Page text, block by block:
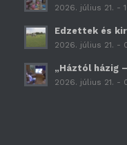
2026. július 21. -
Edzettek és
2026. július 21. -
„Háztól házig
2026. július 21. -